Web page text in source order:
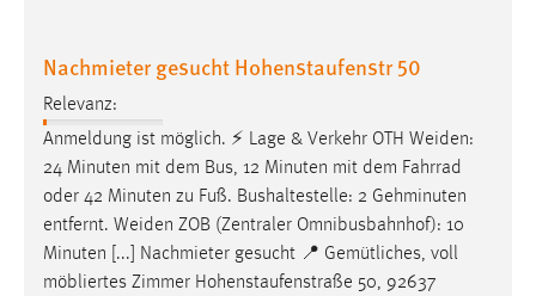
Nachmieter gesucht Hohenstaufenstr 50
Relevanz:
Anmeldung ist möglich. ⚡ Lage & Verkehr OTH Weiden:
24 Minuten mit dem Bus, 12 Minuten mit dem Fahrrad
oder 42 Minuten zu Fuß. Bushaltestelle: 2 Gehminuten
entfernt. Weiden ZOB (Zentraler Omnibusbahnhof): 10
Minuten [...] Nachmieter gesucht 📍 Gemütliches, voll
möbliertes Zimmer Hohenstaufenstraße 50, 92637
STATISTIK
Statistik Cookies erfassen Informationen anonym.
Diese Informationen helfen uns zu verstehen, wie
unsere Besucher unsere Website nutzen.
Matomo
Name:
_pk_ref, _pk_cvar, _pk_id, _pk_ses